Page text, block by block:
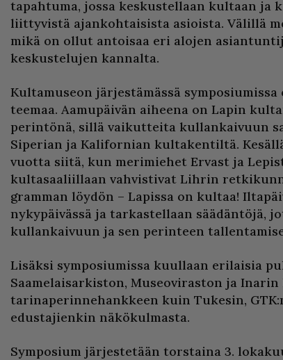
tapahtuma, jossa keskustellaan kultaan ja
liittyvistä ajankohtaisista asioista. Välillä
mikä on ollut antoisaa eri alojen
keskustelujen kannalta.
Kultamuseon järjestämässä
teemaa. Aamupäivän aiheena on Lapin
perintönä, sillä vaikutteita kullankaivuun
Siperian ja Kalifornian kultakentiltä.
vuotta siitä, kun merimiehet Ervast ja
kultasaaliillaan vahvistivat Lihrin
gramman löydön – Lapissa on kultaa!
nykypäivässä ja tarkastellaan säädäntöjä,
kullankaivuun ja sen perinteen
Lisäksi symposiumissa kuullaan erilaisia
Saamelaisarkiston, Museoviraston ja
tarinaperinnehankkeen kuin Tukesin,
edustajienkin näkökulmasta.
Symposium järjestetään torstaina 3.